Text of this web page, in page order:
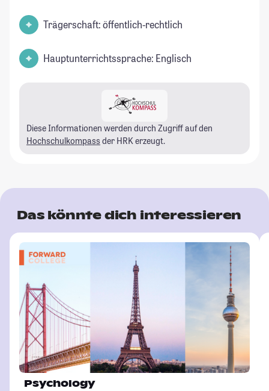
Trägerschaft: öffentlich-rechtlich
Hauptunterrichtssprache: Englisch
Diese Informationen werden durch Zugriff auf den
Hochschulkompass der HRK erzeugt.
Das könnte dich interessieren
Psychology